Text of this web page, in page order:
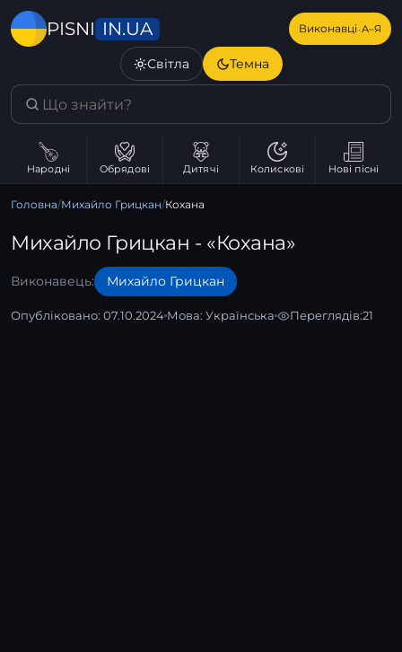
PISNI IN.UA Виконавці·А–Я
Світла Темна
Народні Обрядові Дитячі Колискові Нові пісні
Головна/Михайло Грицкан/Кохана
Михайло Грицкан - «Кохана»
Виконавець: Михайло Грицкан
Опубліковано: 07.10.2024 Мова: Українська Переглядів:21